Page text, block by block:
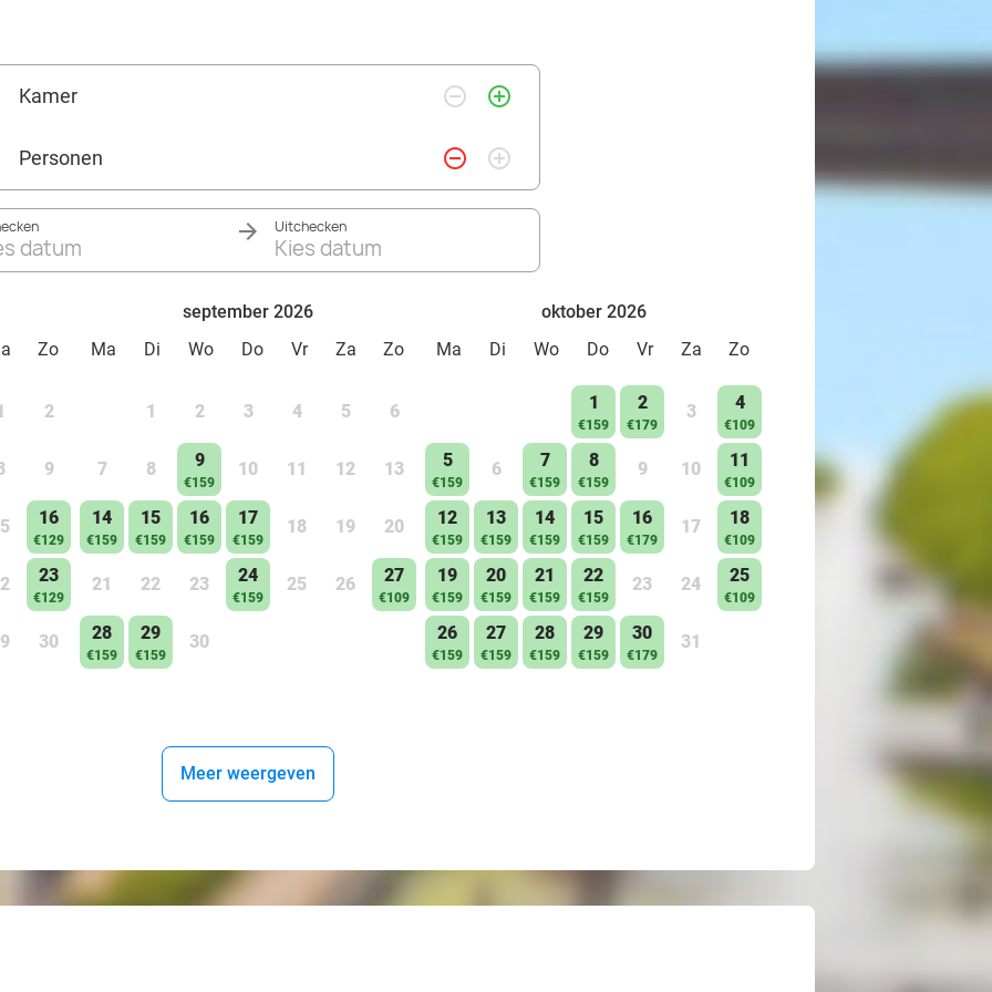
Kamer remove_circle_outline add_circle_outline
Personen remove_circle_outline add_circle_outline
datum
Uitchecken
Kies datum
Zo
2
9
16
€129
23
€129
30
september 2026
Ma
Di Wo Do Vr Za Zo
1 2 3 4 5 6
7 8 9
€159
10 11 12 13
14
€159
15
€159
16
€159
17
€159
18 19 20
21 22 23 24
€159
25 26 27
€109
28
€159
29
€159
30
oktober 2026
Ma
Di Wo Do Vr Za Zo
1
€159
2
€179
3 4
€109
5
€159
6 7
€159
8
€159
9 10 11
€109
12
€159
13
€159
14
€159
15
€159
16
€179
17 18
€109
19
€159
20
€159
21
€159
22
€159
23 24 25
€109
26
€159
27
€159
28
€159
29
€159
30
€179
31
Meer weergeven